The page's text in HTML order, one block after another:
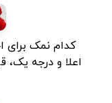
کدام نمک
اعلا و درجه